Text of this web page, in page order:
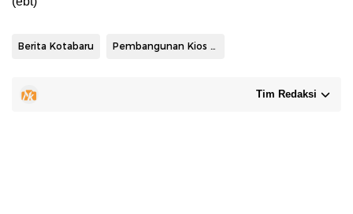
Berita Kotabaru Pembangunan Kios Sementara
Tim Redaksi